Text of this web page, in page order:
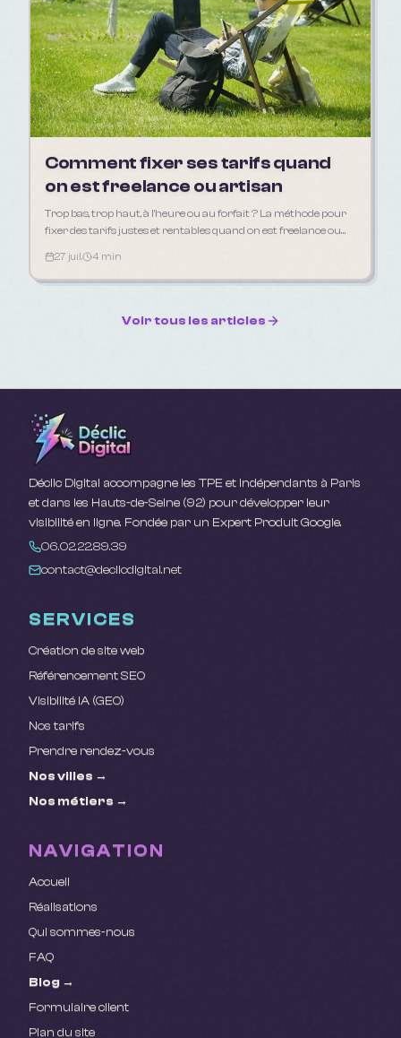
Comment fixer ses tarifs quand
on est freelance ou artisan
Trop bas, trop haut, à l'heure ou au forfait ? La méthode pour
fixer des tarifs justes et rentables quand on est freelance ou
27 juil. 4 min
Voir tous les articles
Déclic Digital accompagne les TPE et indépendants à Paris
et dans les Hauts-de-Seine (92) pour développer leur
visibilité en ligne. Fondée par un Expert Produit Google.
06.02.22.89.39
contact@declicdigital.net
SERVICES
Création de site web
Référencement SEO
Visibilité IA (GEO)
Nos tarifs
Prendre rendez-vous
Nos villes →
Nos métiers →
NAVIGATION
Accueil
Réalisations
Qui sommes-nous
FAQ
Blog →
Formulaire client
Plan du site